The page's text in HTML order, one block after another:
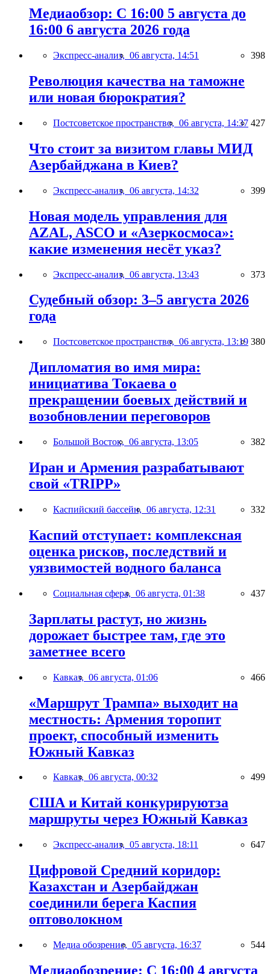
Медиаобзор: С 16:00 5 августа до
16:00 6 августа 2026 года
Экспресс-анализ, 06 августа, 14:51 398
Революция качества на таможне
или новая бюрократия?
Постсоветское пространство, 06 августа, 14:37 427
Что стоит за визитом главы МИД
Азербайджана в Киев?
Экспресс-анализ, 06 августа, 14:32 399
Новая модель управления для
AZAL, ASCO и «Азеркосмоса»:
какие изменения несёт указ?
Экспресс-анализ, 06 августа, 13:43 373
Судебный обзор: 3–5 августа 2026
года
Постсоветское пространство, 06 августа, 13:19 380
Дипломатия во имя мира:
инициатива Токаева о
прекращении боевых действий и
возобновлении переговоров
Большой Восток, 06 августа, 13:05 382
Иран и Армения разрабатывают
свой «TRIPP»
Каспийский бассейн, 06 августа, 12:31 332
Каспий отступает: комплексная
оценка рисков, последствий и
уязвимостей водного баланса
Социальная сфера, 06 августа, 01:38 437
Зарплаты растут, но жизнь
дорожает быстрее там, где это
заметнее всего
Кавказ, 06 августа, 01:06 466
«Маршрут Трампа» выходит на
местность: Армения торопит
проект, способный изменить
Южный Кавказ
Кавказ, 06 августа, 00:32 499
США и Китай конкурируютза
маршруты через Южный Кавказ
Экспресс-анализ, 05 августа, 18:11 647
Цифровой Средний коридор:
Казахстан и Азербайджан
соединили берега Каспия
оптоволокном
Медиа обозрение, 05 августа, 16:37 544
Медиаобозрение: С 16:00 4 августа